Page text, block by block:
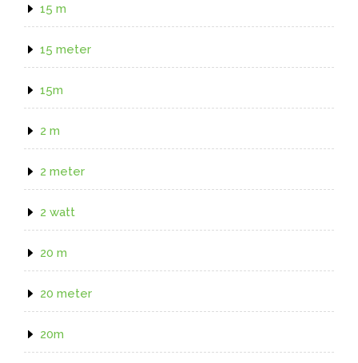
15 m
15 meter
15m
2 m
2 meter
2 watt
20 m
20 meter
20m